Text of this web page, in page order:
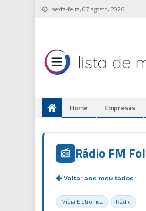
Skip sexta-feira, 07 agosto, 2026
Home Empresas
Rádio FM
Mídia Eletrônica Rádio